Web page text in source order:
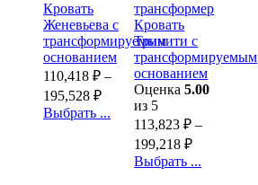
Кровать
Женевьева с
трансформируемым
основанием
110,418 ₽ –
195,528 ₽
Выбрать ...
Кровать
Тринити с
трансформируемым
основанием
Оценка5.00
из 5
113,823₽ –
199,218₽
Выбрать ...